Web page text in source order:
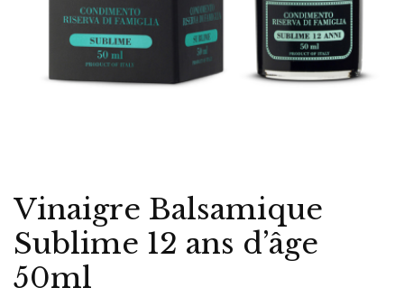
Vinaigre Balsamique
Sublime 12 ans d’âge
50ml